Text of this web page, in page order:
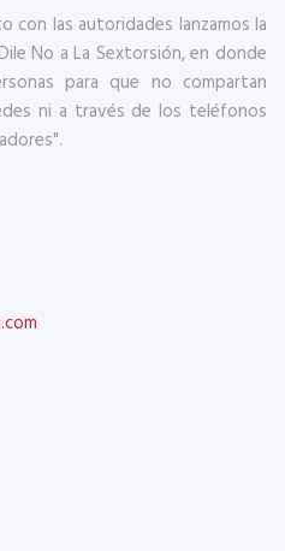
con las autoridades lanzamos la
No a La Sextorsión, en donde
para que no compartan
ni a través de los teléfonos